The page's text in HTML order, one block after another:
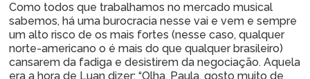
Como todos que trabalhamos no mercado musical
sabemos, há uma burocracia nesse vai e vem e sempre
um alto risco de os mais fortes (nesse caso, qualquer
norte-americano o é mais do que qualquer brasileiro)
cansarem da fadiga e desistirem da negociação. Aquela
era a hora de Luan dizer: “Olha, Paula, gosto muito de